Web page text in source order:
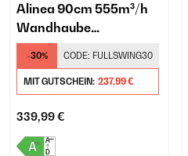
Alinea 90cm 555m³/h
Wandhaube
Silber/Weiß
-30% CODE: FULLSWING30
MIT GUTSCHEIN: 237,99 €
339,99 €